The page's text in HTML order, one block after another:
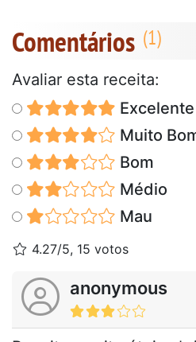
Comentários
Avaliar esta receita:
Muito
Bom
Médio
Mau
4.27/5, 15 votos
anonymous